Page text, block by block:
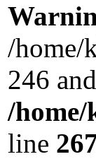
/home/
246
/
line